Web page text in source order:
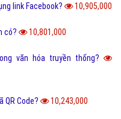
link Facebook? 10,905,000
có? 10,801,000
văn hóa truyền thống?
QR Code? 10,243,000